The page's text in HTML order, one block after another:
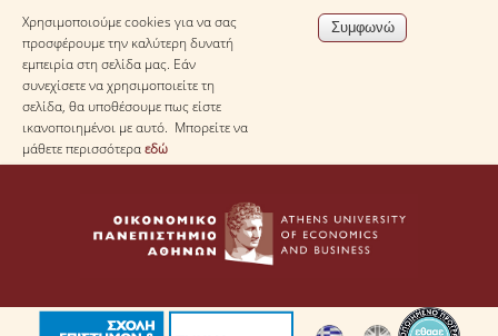
Χρησιμοποιούμε cookies για να σας
προσφέρουμε την καλύτερη δυνατή
εμπειρία στη σελίδα μας. Εάν
συνεχίσετε να χρησιμοποιείτε τη
σελίδα, θα υποθέσουμε πως είστε
ικανοποιημένοι με αυτό. Μπορείτε να
μάθετε περισσότεραεδώ